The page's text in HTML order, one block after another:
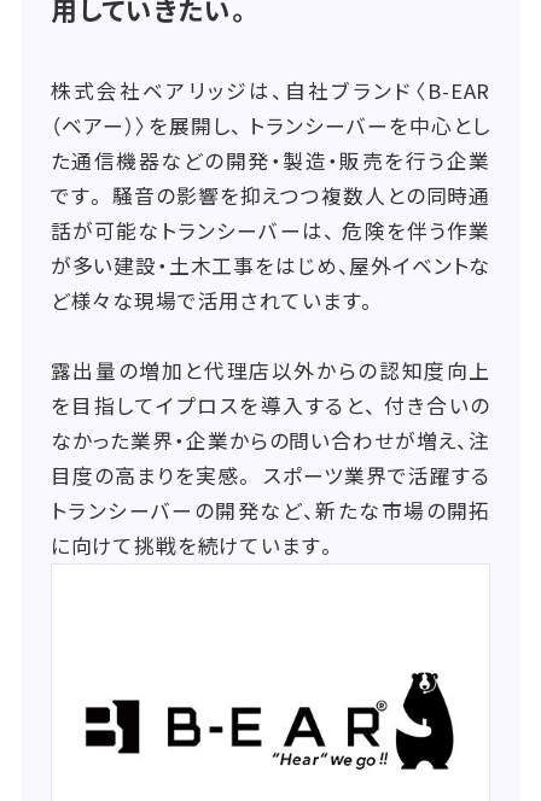
用していきたい。
株式会社ベアリッジは、自社ブランド〈B-EAR
（ベアー）〉を展開し、 トランシーバーを中心とし
た通信機器などの開発・製造・販売を行う企業
です。 騒音の影響を抑えつつ複数人との同時通
話が可能なトランシーバーは、 危険を伴う作業
が多い建設・土木工事をはじめ、屋外イベントな
ど様々な現場で活用されています。
露出量の増加と代理店以外からの認知度向上
を目指してイプロスを導入すると、 付き合いの
なかった業界・企業からの問い合わせが増え、注
目度の高まりを実感。 スポーツ業界で活躍する
トランシーバーの開発など、新たな市場の開拓
に向けて挑戦を続けています。